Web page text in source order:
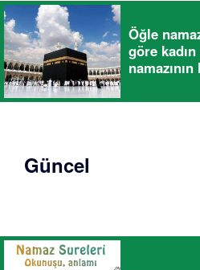
Öğle
göre
namazının
Güncel